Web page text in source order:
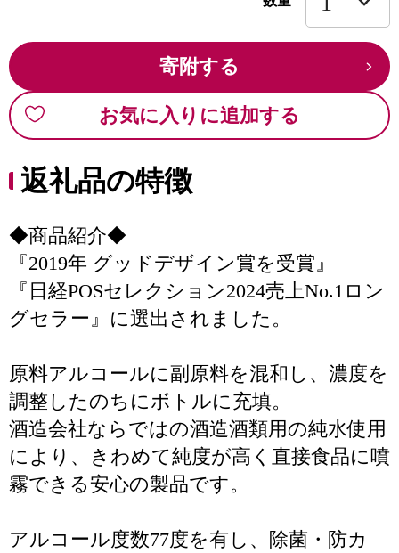
寄附する
お気に入りに追加する
返礼品の特徴
◆商品紹介◆
『2019年 グッドデザイン賞を受賞』
『日経POSセレクション2024売上No.1ロン
グセラー』に選出されました。
原料アルコールに副原料を混和し、濃度を
調整したのちにボトルに充填。
酒造会社ならではの酒造酒類用の純水使用
により、きわめて純度が高く直接食品に噴
霧できる安心の製品です。
アルコール度数77度を有し、除菌・防カ